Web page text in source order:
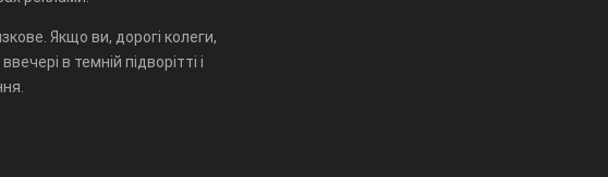
Якщо ви, дорогі колеги,
в темній підворітті і